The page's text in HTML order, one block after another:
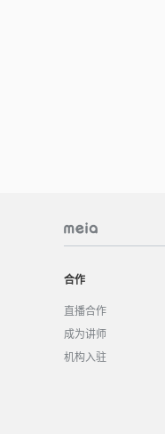
合作
直播合作
成为讲师
机构入驻